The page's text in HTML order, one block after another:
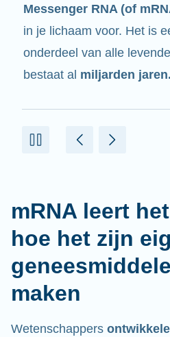
Zoals de naam al zegt, is
boodschapper.Het heeft
met andere
eiwitten te maken.
mRNA leert
hoe het zijn
maken
Wetenschappers